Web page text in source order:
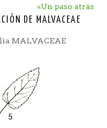
«Un paso atrás
DE MALVACEAE
MALVACEAE